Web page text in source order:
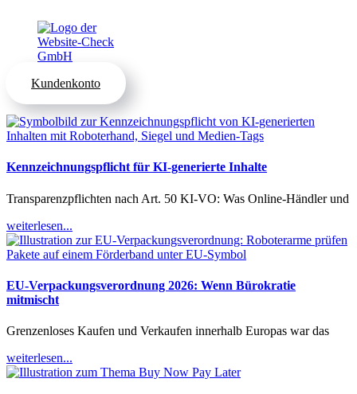
Kundenkonto
Kennzeichnungspflicht für KI-generierte Inhalte
Transparenzpflichten nach Art. 50 KI-VO: Was Online-Händler und
weiterlesen...
EU-Verpackungsverordnung 2026: Wenn Bürokratie
mitmischt
Grenzenloses Kaufen und Verkaufen innerhalb Europas war das
weiterlesen...